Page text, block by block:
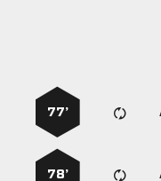
77’
78’